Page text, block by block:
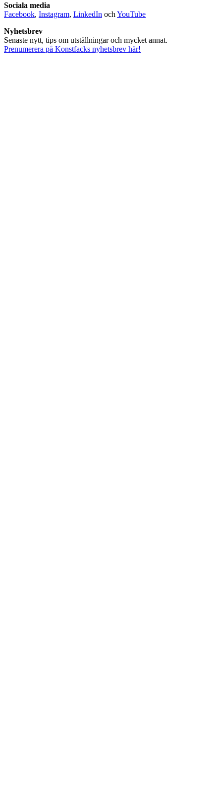
Sociala media
Facebook, Instagram, LinkedIn och YouTube
Nyhetsbrev
Senaste nytt, tips om utställningar och mycket annat.
Prenumerera på Konstfacks nyhetsbrev här!